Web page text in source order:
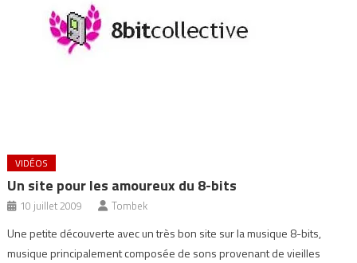
VIDÉOS
Un site pour les amoureux du 8-bits
10 juillet 2009 Tombek
Une petite découverte avec un très bon site sur la musique 8-bits,
musique principalement composée de sons provenant de vieilles